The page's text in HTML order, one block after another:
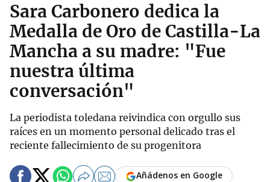
Sara Carbonero dedica la
Medalla de Oro de Castilla-La
Mancha a su madre: "Fue
nuestra última
conversación"
La periodista toledana reivindica con orgullo sus
raíces en un momento personal delicado tras el
reciente fallecimiento de su progenitora
Añádenos en Google